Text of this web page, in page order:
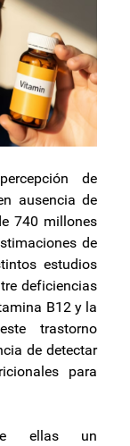
de
ausencia de
740 millones
de
estudios
deficiencias
B12 y la
trastorno
de detectar
para
ellas un